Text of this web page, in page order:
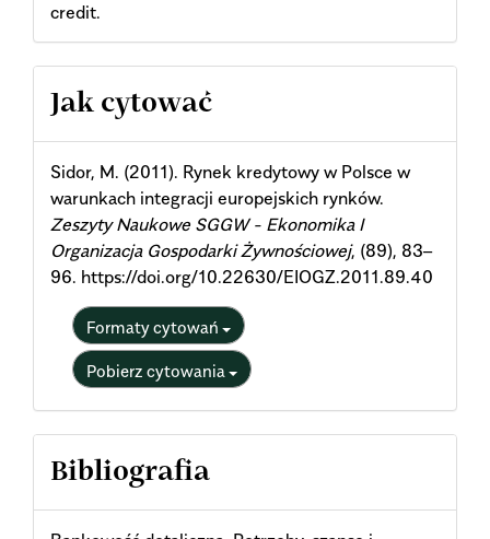
credit.
Article
Details
Jak cytować
Sidor, M. (2011). Rynek kredytowy w Polsce w
warunkach integracji europejskich rynków.
Zeszyty Naukowe SGGW - Ekonomika I
Organizacja Gospodarki Żywnościowej, (89), 83–
96. https://doi.org/10.22630/EIOGZ.2011.89.40
Formaty cytowań
Pobierz cytowania
Bibliografia